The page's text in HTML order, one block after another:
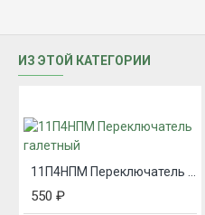
ИЗ ЭТОЙ КАТЕГОРИИ
550 ₽